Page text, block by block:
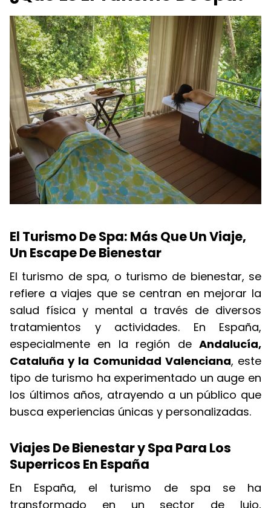
El Turismo De Spa: Más Que Un Viaje,
Un Escape De Bienestar
El turismo de spa, o turismo de bienestar, se
refiere a viajes que se centran en mejorar la
salud física y mental a través de diversos
tratamientos y actividades. En España,
especialmente en la región de Andalucía,
Cataluña y la Comunidad Valenciana, este
tipo de turismo ha experimentado un auge en
los últimos años, atrayendo a un público que
busca experiencias únicas y personalizadas.
Viajes De Bienestar y Spa Para Los
Superricos En España
En España, el turismo de spa se ha
transformado en un sector de lujo,